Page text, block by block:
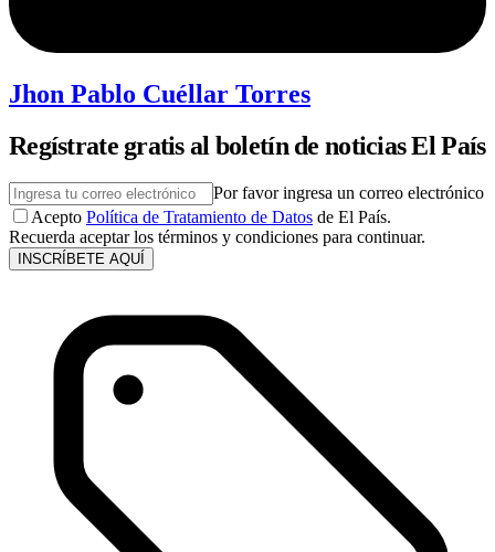
Jhon Pablo Cuéllar Torres
Regístrate gratis al boletín de noticias El País
Por favor ingresa un correo electrónico
Acepto Política de Tratamiento de Datos de El País.
Recuerda aceptar los términos y condiciones para continuar.
INSCRÍBETE AQUÍ